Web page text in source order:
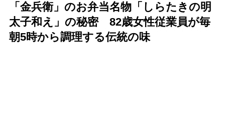
「金兵衛」のお弁当名物「しらたきの明
太子和え」の秘密 82歳女性従業員が毎
朝5時から調理する伝統の味